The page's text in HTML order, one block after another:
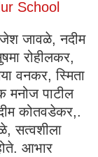
School
जावळे, नदीम
रोहीलकर,
वनकर, स्मिता
मनोज पाटील
कोतवडेकर,.
सत्वशीला
आभार